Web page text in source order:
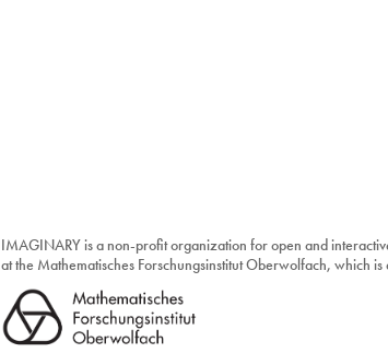
IMAGINARY is a non-profit organization for open and
at the Mathematisches Forschungsinstitut Oberwolfach, which